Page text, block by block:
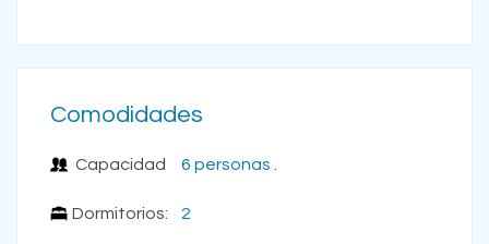
Comodidades
Capacidad
Dormitorios:
6 personas .
2